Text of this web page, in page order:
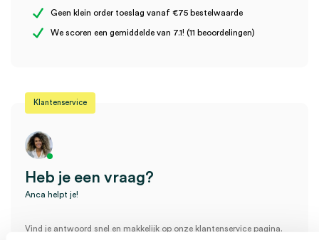
latex-foley, CH 26 (10)” te beoordelen
Geen klein order toeslag vanaf €75 bestelwaarde
We scoren een gemiddelde van 7.1! (11 beoordelingen)
Klantenservice
Heb je een vraag?
Anca helpt je!
Vind je antwoord snel en makkelijk op onze klantenservice pagina.